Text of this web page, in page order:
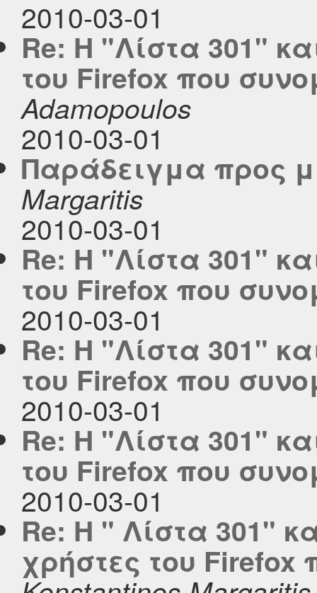
2010-03-01
Re: Η "Λίστα 301"
του Firefox που
Adamopoulos
2010-03-01
Παράδειγμα προς
Margaritis
2010-03-01
Re: Η "Λίστα 301"
του Firefox που
2010-03-01
Re: Η "Λίστα 301"
του Firefox που
2010-03-01
Re: Η "Λίστα 301"
του Firefox που
2010-03-01
Re: Η " Λίστα 301"
χρήστες του